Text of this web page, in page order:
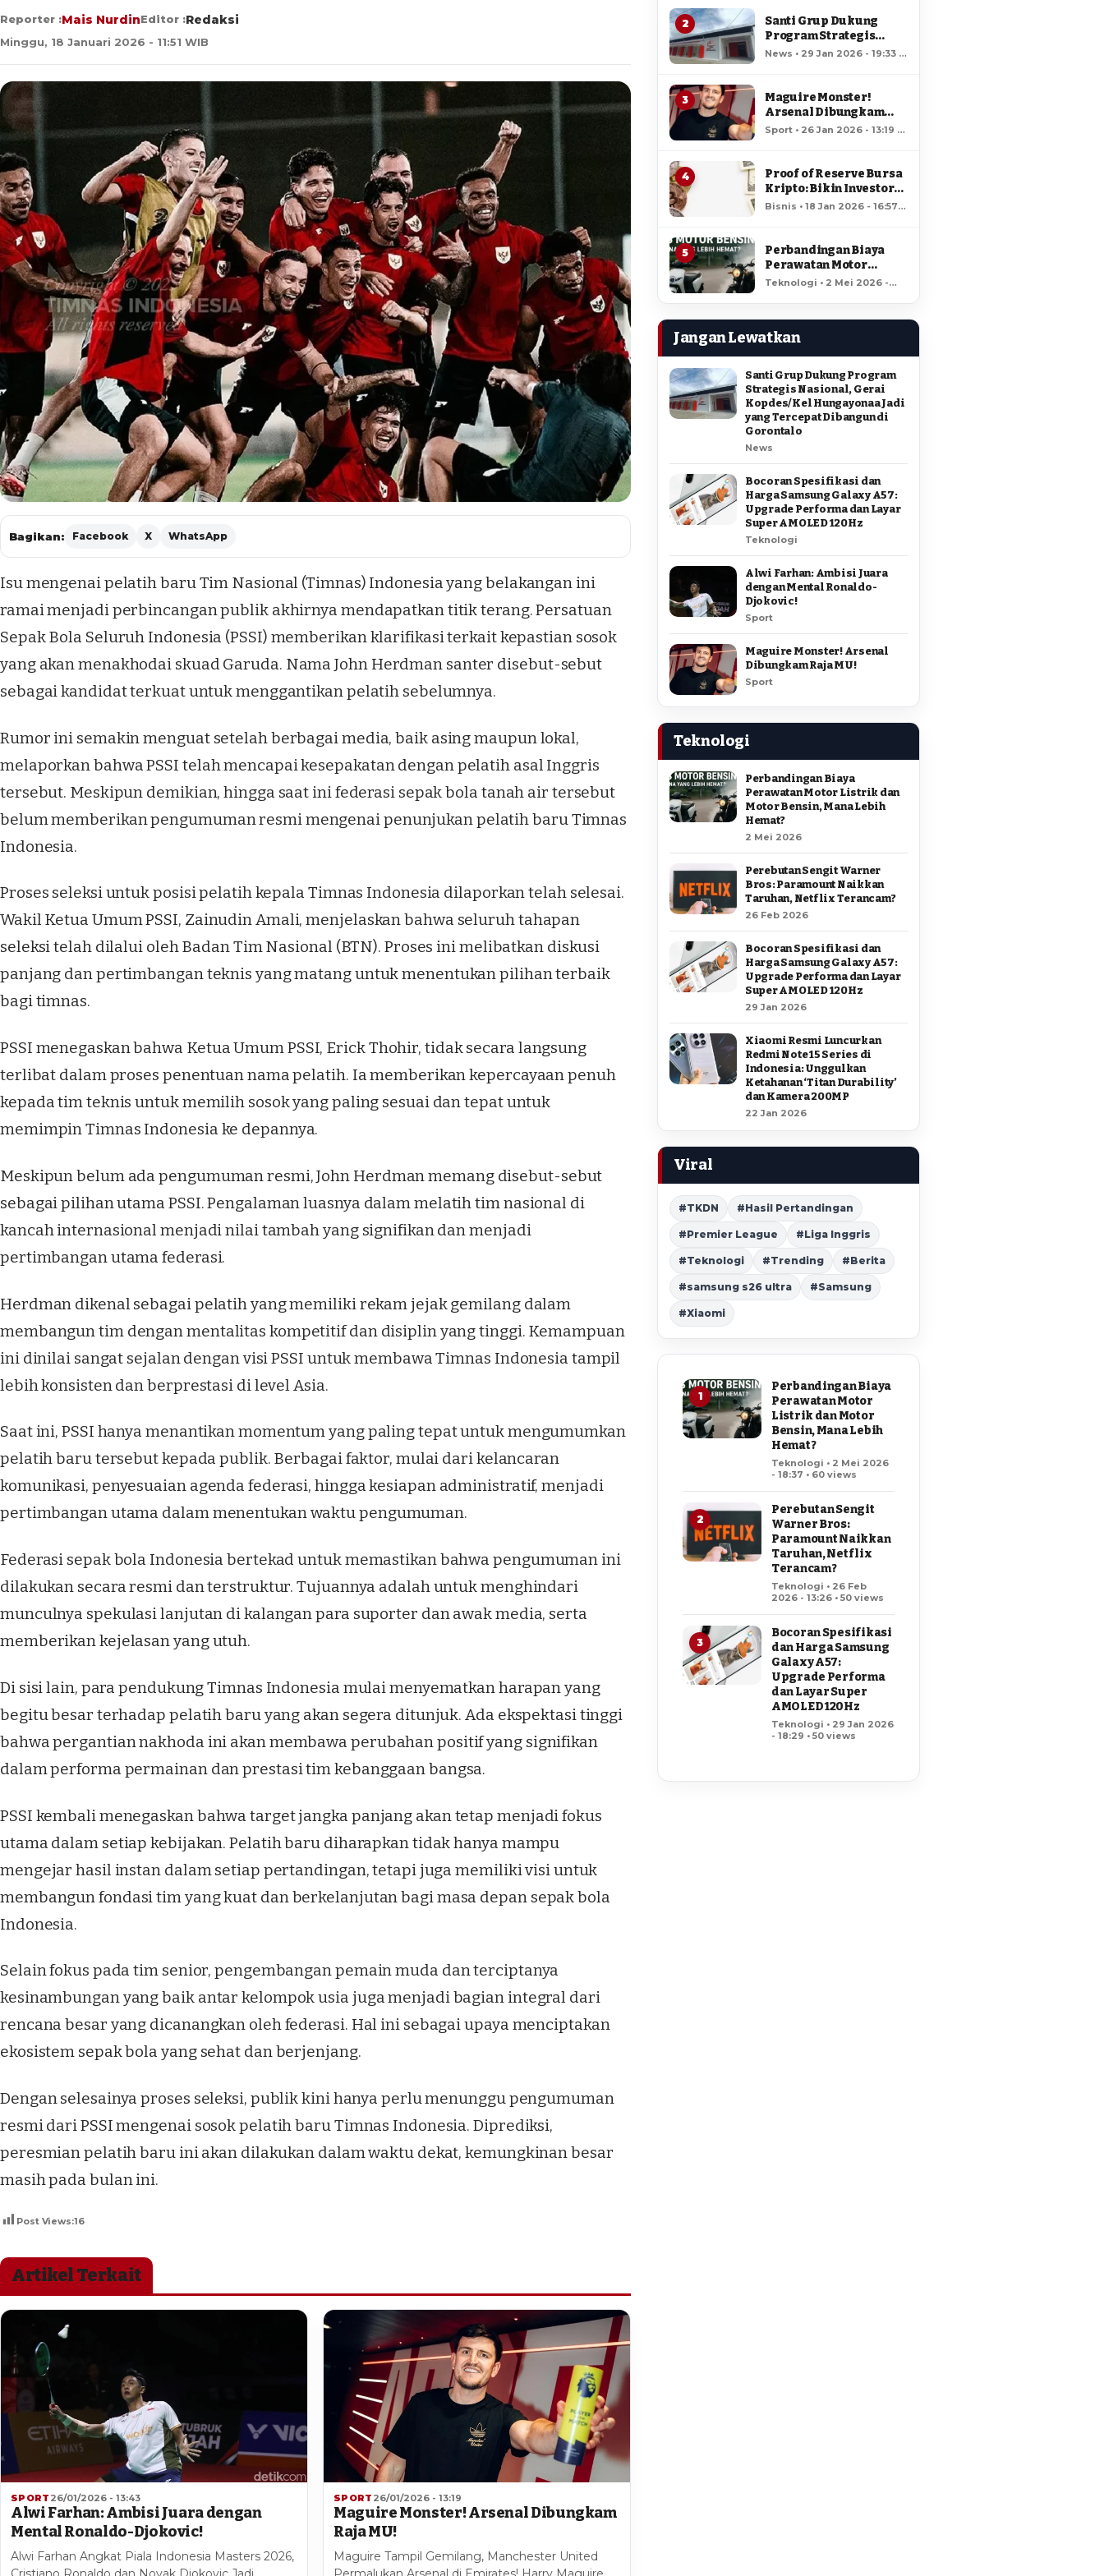
Reporter :Mais NurdinEditor :Redaksi
Minggu, 18 Januari 2026 - 11:51 WIB
Bagikan: Facebook X WhatsApp
Isu mengenai pelatih baru Tim Nasional (Timnas) Indonesia yang belakangan ini
ramai menjadi perbincangan publik akhirnya mendapatkan titik terang. Persatuan
Sepak Bola Seluruh Indonesia (PSSI) memberikan klarifikasi terkait kepastian sosok
yang akan menakhodai skuad Garuda. Nama John Herdman santer disebut-sebut
sebagai kandidat terkuat untuk menggantikan pelatih sebelumnya.
Rumor ini semakin menguat setelah berbagai media, baik asing maupun lokal,
melaporkan bahwa PSSI telah mencapai kesepakatan dengan pelatih asal Inggris
tersebut. Meskipun demikian, hingga saat ini federasi sepak bola tanah air tersebut
belum memberikan pengumuman resmi mengenai penunjukan pelatih baru Timnas
Indonesia.
Proses seleksi untuk posisi pelatih kepala Timnas Indonesia dilaporkan telah selesai.
Wakil Ketua Umum PSSI, Zainudin Amali, menjelaskan bahwa seluruh tahapan
seleksi telah dilalui oleh Badan Tim Nasional (BTN). Proses ini melibatkan diskusi
panjang dan pertimbangan teknis yang matang untuk menentukan pilihan terbaik
bagi timnas.
PSSI menegaskan bahwa Ketua Umum PSSI, Erick Thohir, tidak secara langsung
terlibat dalam proses penentuan nama pelatih. Ia memberikan kepercayaan penuh
kepada tim teknis untuk memilih sosok yang paling sesuai dan tepat untuk
memimpin Timnas Indonesia ke depannya.
Meskipun belum ada pengumuman resmi, John Herdman memang disebut-sebut
sebagai pilihan utama PSSI. Pengalaman luasnya dalam melatih tim nasional di
kancah internasional menjadi nilai tambah yang signifikan dan menjadi
pertimbangan utama federasi.
Herdman dikenal sebagai pelatih yang memiliki rekam jejak gemilang dalam
membangun tim dengan mentalitas kompetitif dan disiplin yang tinggi. Kemampuan
ini dinilai sangat sejalan dengan visi PSSI untuk membawa Timnas Indonesia tampil
lebih konsisten dan berprestasi di level Asia.
Saat ini, PSSI hanya menantikan momentum yang paling tepat untuk mengumumkan
pelatih baru tersebut kepada publik. Berbagai faktor, mulai dari kelancaran
komunikasi, penyesuaian agenda federasi, hingga kesiapan administratif, menjadi
pertimbangan utama dalam menentukan waktu pengumuman.
Federasi sepak bola Indonesia bertekad untuk memastikan bahwa pengumuman ini
dilakukan secara resmi dan terstruktur. Tujuannya adalah untuk menghindari
munculnya spekulasi lanjutan di kalangan para suporter dan awak media, serta
memberikan kejelasan yang utuh.
Di sisi lain, para pendukung Timnas Indonesia mulai menyematkan harapan yang
begitu besar terhadap pelatih baru yang akan segera ditunjuk. Ada ekspektasi tinggi
bahwa pergantian nakhoda ini akan membawa perubahan positif yang signifikan
dalam performa permainan dan prestasi tim kebanggaan bangsa.
PSSI kembali menegaskan bahwa target jangka panjang akan tetap menjadi fokus
utama dalam setiap kebijakan. Pelatih baru diharapkan tidak hanya mampu
mengejar hasil instan dalam setiap pertandingan, tetapi juga memiliki visi untuk
membangun fondasi tim yang kuat dan berkelanjutan bagi masa depan sepak bola
Indonesia.
Selain fokus pada tim senior, pengembangan pemain muda dan terciptanya
kesinambungan yang baik antar kelompok usia juga menjadi bagian integral dari
rencana besar yang dicanangkan oleh federasi. Hal ini sebagai upaya menciptakan
ekosistem sepak bola yang sehat dan berjenjang.
Dengan selesainya proses seleksi, publik kini hanya perlu menunggu pengumuman
resmi dari PSSI mengenai sosok pelatih baru Timnas Indonesia. Diprediksi,
peresmian pelatih baru ini akan dilakukan dalam waktu dekat, kemungkinan besar
masih pada bulan ini.
Post Views:16
Artikel Terkait
SPORT 26/01/2026 - 13:43
Alwi Farhan: Ambisi Juara dengan
Mental Ronaldo-Djokovic!
Alwi Farhan Angkat Piala Indonesia Masters 2026,
SPORT 26/01/2026 - 13:19
Maguire Monster! Arsenal Dibungkam
Raja MU!
Maguire Tampil Gemilang, Manchester United
2
Santi Grup Dukung
Program Strategis
Nasional, Gerai
Tercepat Dibangun di
Gorontalo
News • 29 Jan 2026 - 19:33 •
3
Maguire Monster!
Arsenal Dibungkam
Raja MU!
Sport • 26 Jan 2026 - 13:19 •
4
Proof of Reserve Bursa
Kripto: Bikin Investor
Kaya Raya?
Bisnis • 18 Jan 2026 - 16:57 •
5
Perbandingan Biaya
Perawatan Motor
Listrik dan Motor
Teknologi • 2 Mei 2026 -
Jangan Lewatkan
Santi Grup Dukung Program
Strategis Nasional, Gerai
Kopdes/Kel Hungayonaa Jadi
yang Tercepat Dibangun di
Gorontalo
News
Bocoran Spesifikasi dan
Harga Samsung Galaxy A57:
Upgrade Performa dan Layar
Super AMOLED 120Hz
Teknologi
Alwi Farhan: Ambisi Juara
dengan Mental Ronaldo-
Djokovic!
Sport
Maguire Monster! Arsenal
Dibungkam Raja MU!
Sport
Teknologi
Perbandingan Biaya
Perawatan Motor Listrik dan
Motor Bensin, Mana Lebih
Hemat?
2 Mei 2026
Perebutan Sengit Warner
Bros: Paramount Naikkan
Taruhan, Netflix Terancam?
26 Feb 2026
Bocoran Spesifikasi dan
Harga Samsung Galaxy A57:
Upgrade Performa dan Layar
Super AMOLED 120Hz
29 Jan 2026
Xiaomi Resmi Luncurkan
Redmi Note 15 Series di
Indonesia: Unggulkan
Ketahanan ‘Titan Durability’
dan Kamera 200MP
22 Jan 2026
Viral
#TKDN #Hasil Pertandingan
#Premier League #Liga Inggris
#Teknologi #Trending #Berita
#samsung s26 ultra #Samsung
#Xiaomi
1
Perbandingan Biaya
Perawatan Motor
Listrik dan Motor
Bensin, Mana Lebih
Hemat?
Teknologi • 2 Mei 2026
- 18:37 • 60 views
2
Perebutan Sengit
Warner Bros:
Paramount Naikkan
Taruhan, Netflix
Terancam?
Teknologi • 26 Feb
2026 - 13:26 • 50 views
3
Bocoran Spesifikasi
dan Harga Samsung
Galaxy A57:
Upgrade Performa
dan Layar Super
AMOLED 120Hz
Teknologi • 29 Jan 2026
- 18:29 • 50 views